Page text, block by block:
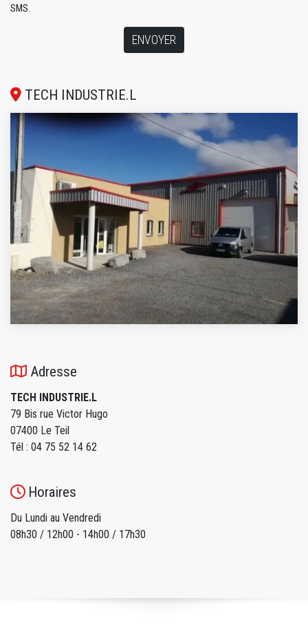
SMS.
ENVOYER
TECH INDUSTRIE.L
Adresse
TECH INDUSTRIE.L
79 Bis rue Victor Hugo
07400 Le Teil
Tél : 04 75 52 14 62
Horaires
Du Lundi au Vendredi
08h30 / 12h00 - 14h00 / 17h30